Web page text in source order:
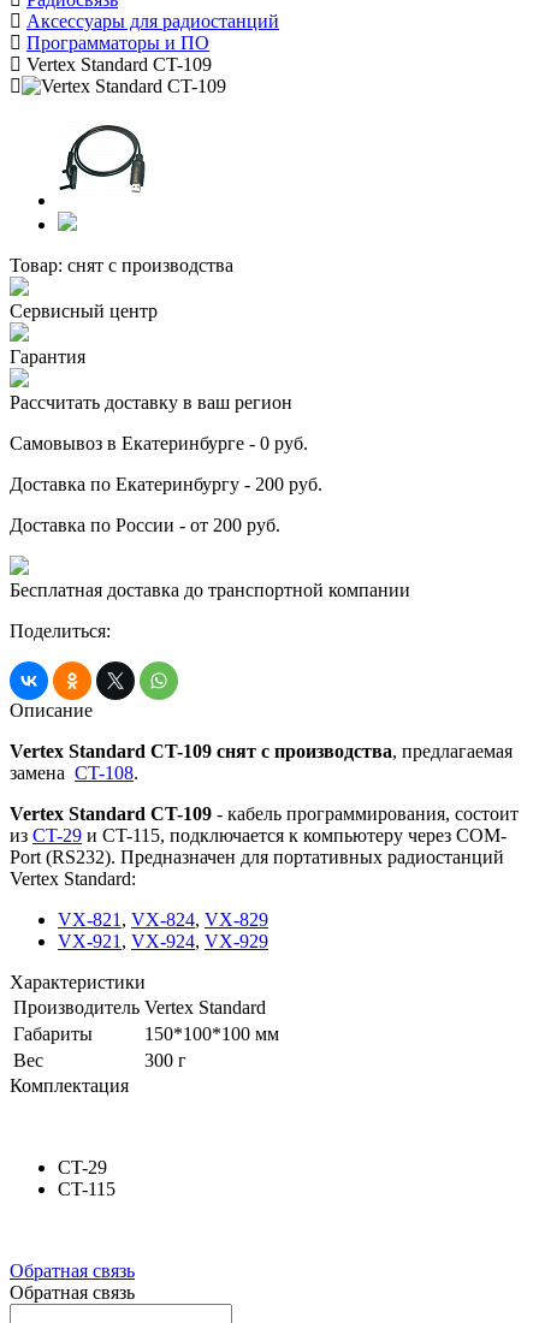
Аксессуары для радиостанций
Программаторы и ПО
Vertex Standard CT-109
Товар: снят с производства
Сервисный центр
Гарантия
Рассчитать доставку в ваш регион
Самовывоз в Екатеринбурге - 0 руб.
Доставка по Екатеринбургу - 200 руб.
Доставка по России - от 200 руб.
Бесплатная доставка до транспортной компании
Поделиться:
Описание
Vertex Standard CT-109 снят с производства, предлагаемая
замена CT-108.
Vertex Standard CT-109 - кабель программирования, состоит
из CT-29 и CT-115, подключается к компьютеру через COM-
Port (RS232). Предназначен для портативных радиостанций
Vertex Standard:
VX-821 , VX-824, VX-829
VX-921 , VX-924, VX-929
Характеристики
Производитель Vertex Standard
Габариты
150*100*100 мм
Вес
300 г
Комплектация
CT-29
CT-115
Обратная связь
Обратная связь